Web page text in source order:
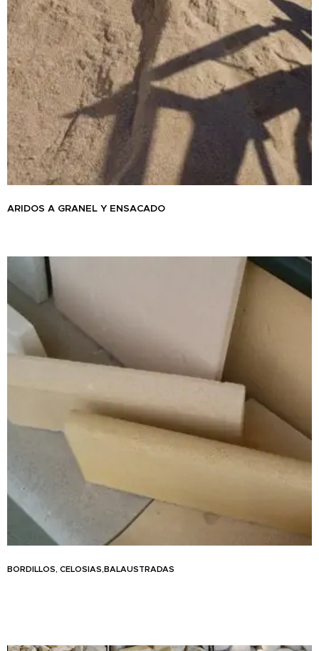
ARIDOS A GRANEL Y ENSACADO
BORDILLOS, CELOSIAS,BALAUSTRADAS